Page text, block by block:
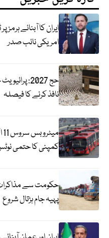
ایران کا آبنائے
امریکی نائب صدر
حج 2027:
نافذ کرنے کا فیصلہ
کمپنی کا حتمی
حکومت سے مذاکرات
پہیہ جام ہڑتال شروع